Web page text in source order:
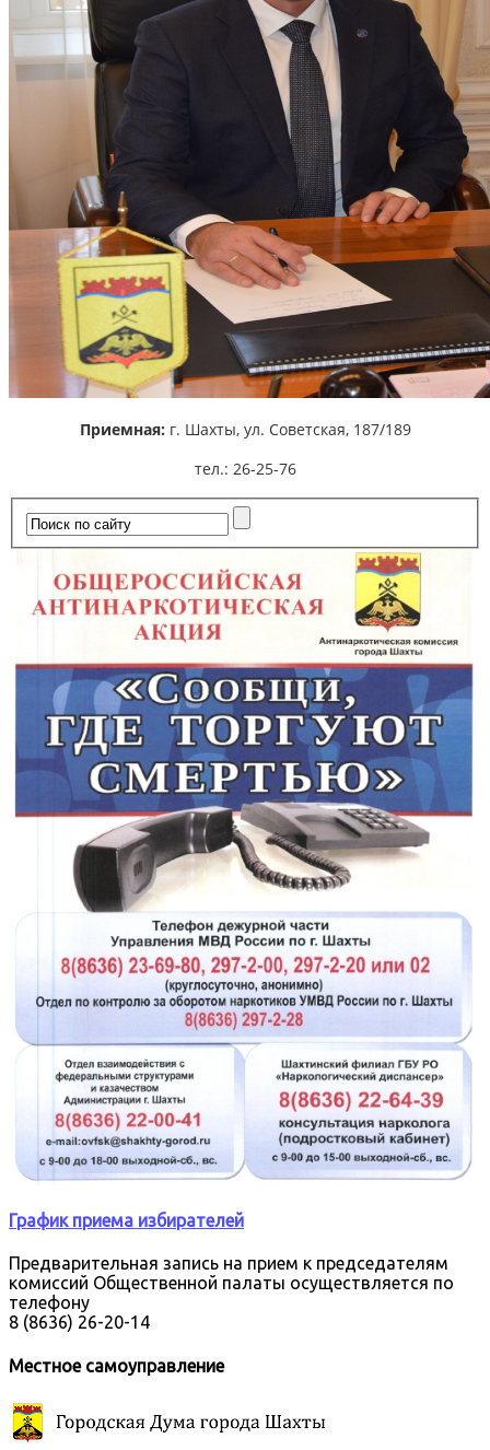
Приемная: г. Шахты, ул. Советская, 187/189
тел.: 26-25-76
График приема избирателей
Предварительная запись на прием к председателям
комиссий Общественной палаты осуществляется по
телефону
8 (8636) 26-20-14
Местное самоуправление